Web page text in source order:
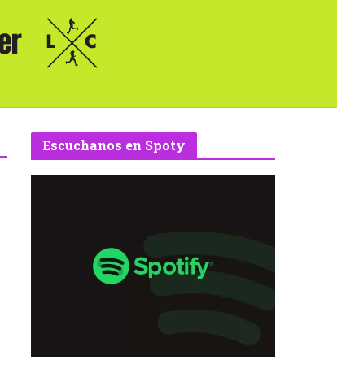
Escuchanos en Spoty